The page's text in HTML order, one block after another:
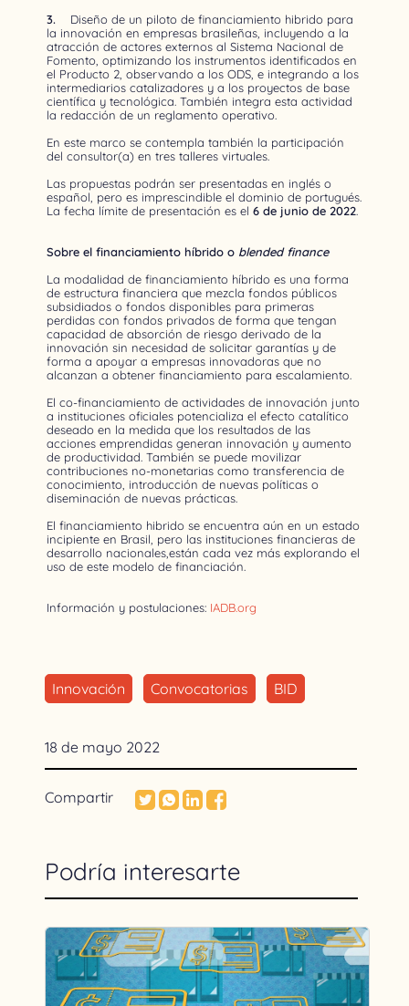
3. Diseño de un piloto de financiamiento hibrido para
la innovación en empresas brasileñas, incluyendo a la
atracción de actores externos al Sistema Nacional de
Fomento, optimizando los instrumentos identificados en
el Producto 2, observando a los ODS, e integrando a los
intermediarios catalizadores y a los proyectos de base
científica y tecnológica. También integra esta actividad
la redacción de un reglamento operativo.
En este marco se contempla también la participación
del consultor(a) en tres talleres virtuales.
Las propuestas podrán ser presentadas en inglés o
español, pero es imprescindible el dominio de portugués.
La fecha límite de presentación es el 6 de junio de 2022.
Sobre el financiamiento híbrido o blended finance
La modalidad de financiamiento híbrido es una forma
de estructura financiera que mezcla fondos públicos
subsidiados o fondos disponibles para primeras
perdidas con fondos privados de forma que tengan
capacidad de absorción de riesgo derivado de la
innovación sin necesidad de solicitar garantías y de
forma a apoyar a empresas innovadoras que no
alcanzan a obtener financiamiento para escalamiento.
El co-financiamiento de actividades de innovación junto
a instituciones oficiales potencializa el efecto catalítico
deseado en la medida que los resultados de las
acciones emprendidas generan innovación y aumento
de productividad. También se puede movilizar
contribuciones no-monetarias como transferencia de
conocimiento, introducción de nuevas políticas o
diseminación de nuevas prácticas.
El financiamiento hibrido se encuentra aún en un estado
incipiente en Brasil, pero las instituciones financieras de
desarrollo nacionales,están cada vez más explorando el
uso de este modelo de financiación.
Información y postulaciones: IADB.org
Innovación Convocatorias BID
18 de mayo 2022
Compartir
Podría interesarte